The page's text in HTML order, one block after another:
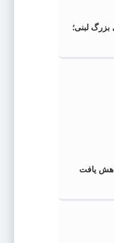
بزرگ لبنی؛
یافت